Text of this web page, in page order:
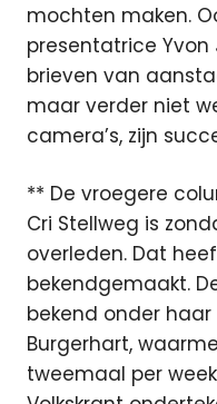
mochten maken.
presentatrice Yvon
brieven van
maar verder niet
camera’s, zijn
** De vroegere
Cri Stellweg is
overleden. Dat
bekendgemaakt.
bekend onder
Burgerhart,
tweemaal per